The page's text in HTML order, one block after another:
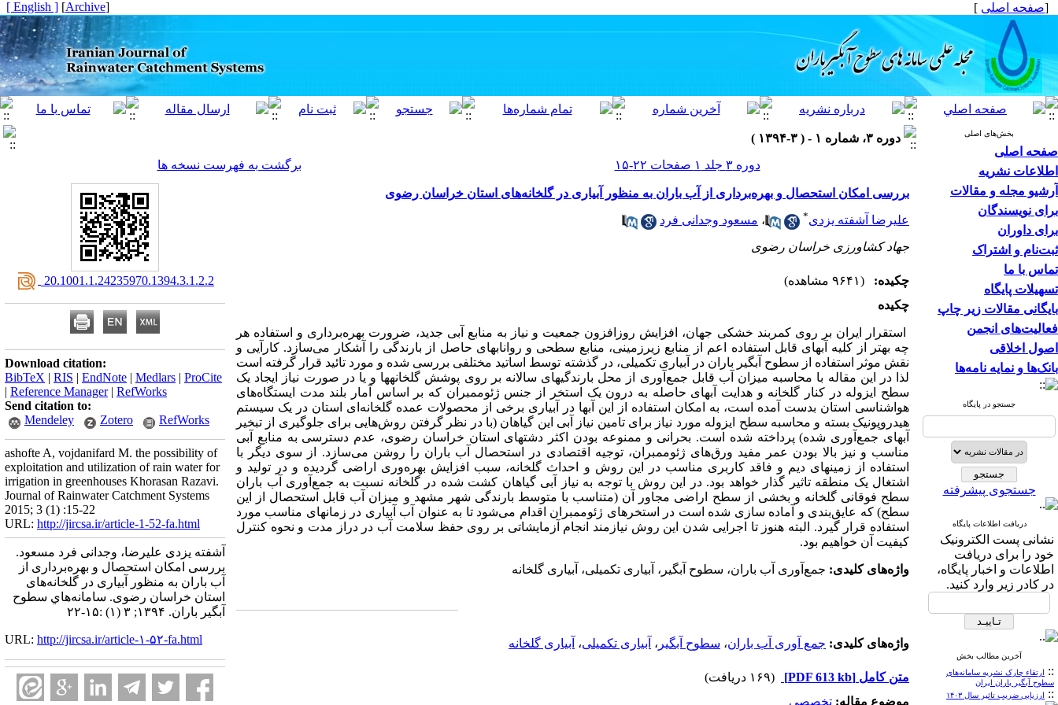
[صفحه اصلی ]
[
Archive
]
[ English ]
بخش‌های اصلی
صفحه اصلی
اطلاعات نشریه
آرشیو مجله و مقالات
برای نویسندگان
برای داوران
ثبت‌نام و اشتراک
تماس با ما
تسهیلات پایگاه
بایگانی مقالات زیر چاپ
فعالیت‌های انجمن
اصول اخلاقی
بانک‌ها و نمایه نامه‌ها
جستجو در پایگاه
جستجوی پیشرفته
دریافت اطلاعات پایگاه
نشانی پست الکترونیک
خود را برای دریافت
اطلاعات و اخبار پایگاه،
در کادر زیر وارد کنید.
آخرین مطالب بخش
:: ارتقاء چارک نشریه سامانه‌های
سطوح آبگیر باران ایران
:: ارزیابی ضریب تاثیر سال ۱۴۰۳
دوره ۳، شماره ۱ - ( ۳-۱۳۹۴ )
دوره ۳ جلد ۱ صفحات ۲۲-۱۵
برگشت به فهرست نسخه ها
بررسی امکان استحصال و بهره‌برداری از آب باران به منظور آبیاری در گلخانه‌های استان خراسان رضوی
علیرضا آشفته یزدی* ، مسعود وجدانی فرد
جهاد کشاورزی خراسان رضوی
چکیده:
(۹۶۴۱ مشاهده)
چکیده
استقرار ایران بر روی کمربند خشکی جهان، افزایش روزافزون جمعیت و نیاز به منابع آبی جدید، ضرورت بهره‌برداری و استفاده هر
چه بهتر از کلیه آب­های قابل استفاده اعم از منابع زیرزمینی، منابع سطحی و رواناب­های حاصل از بارندگی را آشکار می‌سازد. کارآیی و
نقش موثر استفاده از سطوح آبگیر باران در آبیاری تکمیلی، در گذشته توسط اساتید مختلفی بررسی شده و مورد تائید قرار گرفته است
لذا در این مقاله با محاسبه میزان آب قابل جمع‌آوری از محل بارندگی­های سالانه بر روی پوشش گلخانه­ها و یا در صورت نیاز ایجاد یک
سطح ایزوله در کنار گلخانه و هدایت آب­های حاصله به درون یک استخر از جنس ژئوممبران که بر اساس آمار بلند مدت ایستگاه‌های
هواشناسی استان بدست آمده است، به امکان استفاده از این آب­ها در آبیاری برخی از محصولات عمده گلخانه‌ای استان در یک سیستم
هیدروپونیک بسته و محاسبه سطح ایزوله مورد نیاز برای تامین نیاز آبی این گیاهان (با در نظر گرفتن روش‌هایی برای جلوگیری از تبخیر
آب­های جمع‌آوری شده) پرداخته شده است. بحرانی و ممنوعه بودن اکثر دشت­های استان خراسان رضوی، عدم دسترسی به منابع آبی
مناسب و نیز بالا بودن عمر مفید ورق‌های ژئوممبران، توجیه اقتصادی در استحصال آب باران را روشن می‌سازد. از سوی دیگر با
استفاده از زمین­های دیم و فاقد کاربری مناسب در این روش و احداث گلخانه، سبب افزایش بهره‌وری اراضی گردیده و در تولید و
اشتغال یک منطقه تاثیر گذار خواهد بود. در این روش با توجه به نیاز آبی گیاهان کشت شده در گلخانه نسبت به جمع‌آوری آب باران
سطح فوقانی گلخانه و بخشی از سطح اراضی مجاور آن (متناسب با متوسط بارندگی شهر مشهد و میزان آب قابل استحصال از این
سطح) که عایق‌بندی و آماده سازی شده است در استخرهای ژئوممبران اقدام می‌شود تا به عنوان آب آبیاری در زمان­های مناسب مورد
استفاده قرار گیرد. البته هنوز تا اجرایی شدن این روش نیازمند انجام آزمایشاتی بر روی حفظ سلامت آب در دراز مدت و نحوه کنترل
کیفیت آن خواهیم بود.
واژه­‌های کلیدی: جمع‌آوری آب باران، سطوح آبگیر، آبیاری تکمیلی، آبیاری گلخانه
واژه‌های کلیدی: جمع آوری آب باران، سطوح آبگیر ، آبیاری تکمیلی، آبیاری گلخانه
متن کامل [PDF 613 kb]
(۱۶۹ دریافت)
موضوع مقاله: تخصصي
‎ 20.1001.1.24235970.1394.3.1.2.2
Download citation:
BibTeX | RIS | EndNote | Medlars | ProCite
| Reference Manager| RefWorks
Send citation to:
Mendeley
Zotero RefWorks
ashofte A, vojdanifard M. the possibility of
exploitation and utilization of rain water for
irrigation in greenhouses Khorasan Razavi.
Journal of Rainwater Catchment Systems
2015; 3 (1) :15-22
URL: http://jircsa.ir/article-1-52-fa.html
آشفته یزدی علیرضا، وجدانی فرد مسعود.
بررسی امکان استحصال و بهره‌برداری از
آب باران به منظور آبیاری در گلخانه‌های
استان خراسان رضوی. سامانه‌هاي سطوح
آبگير باران. ۱۳۹۴; ۳ (۱) :۱۵-۲۲
URL: http://jircsa.ir/article-۱-۵۲-fa.html